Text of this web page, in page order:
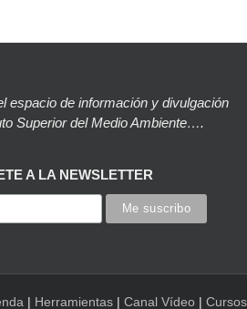
espacio de información y divulgación
Superior del Medio Ambiente….
A LA NEWSLETTER
| Herramientas |Canal Vídeo |Cursos